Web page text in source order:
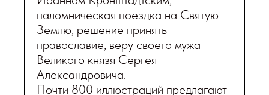
паломническая поездка на Святую
Землю, решение принять
православие, веру своего мужа
Великого князя Сергея
Александровича.
Почти 800 иллюстраций предлагают